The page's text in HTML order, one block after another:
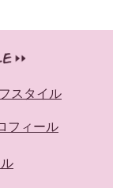
スタイル
フィール